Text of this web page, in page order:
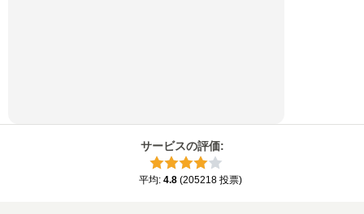
サービスの評価:
平均: 4.8 (205218 投票)